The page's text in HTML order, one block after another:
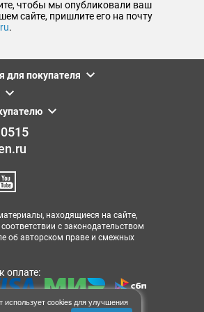
чтобы мы опубликовали ваш
сайте, пришлите его на почту
.
для покупателя
находящиеся на сайте,
с законодательством
об авторском праве и смежных
оплате:
использует cookies для улучшения